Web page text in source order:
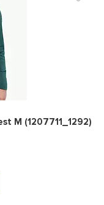
0
M (1207711_1292)